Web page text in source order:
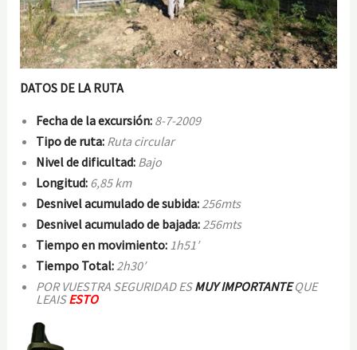
DATOS DE LA RUTA
Fecha de la excursión: 8-7-2009
Tipo de ruta: Ruta circular
Nivel de dificultad: Bajo
Longitud: 6,85 km
Desnivel acumulado de subida:256mts
Desnivel acumulado de bajada:256mts
Tiempo en movimiento: 1h51′
Tiempo Total:2h30′
POR VUESTRA SEGURIDAD ESMUY IMPORTANTEQUE
LEAISESTO